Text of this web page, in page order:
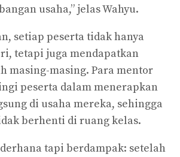
usaha,” jelas Wahyu.
setiap peserta tidak hanya
tetapi juga mendapatkan
masing-masing. Para mentor
peserta dalam menerapkan
di usaha mereka, sehingga
berhenti di ruang kelas.
tapi berdampak: setelah